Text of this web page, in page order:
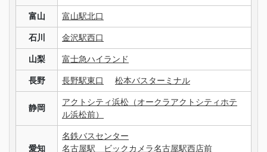
富山 富山駅北口
石川 金沢駅西口
山梨 富士急ハイランド
長野 長野駅東口 松本バスターミナル
静岡
アクトシティ浜松（オークラアクトシティホテ
ル浜松前）
愛知
名鉄バスセンター
名古屋駅 ビックカメラ名古屋駅西店前